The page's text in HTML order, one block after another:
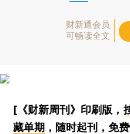
财新通会员
可畅读全文
[《财新周刊》印刷版，
藏单期 ，随时起刊，免